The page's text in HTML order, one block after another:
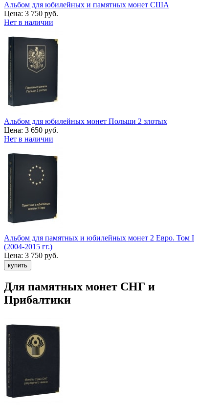
Альбом для юбилейных и памятных монет США
Цена: 3 750 руб.
Нет в наличии
Альбом для юбилейных монет Польши 2 злотых
Цена: 3 650 руб.
Нет в наличии
Альбом для памятных и юбилейных монет 2 Евро. Том I
(2004-2015 гг.)
Цена: 3 750 руб.
Для памятных монет СНГ и
Прибалтики